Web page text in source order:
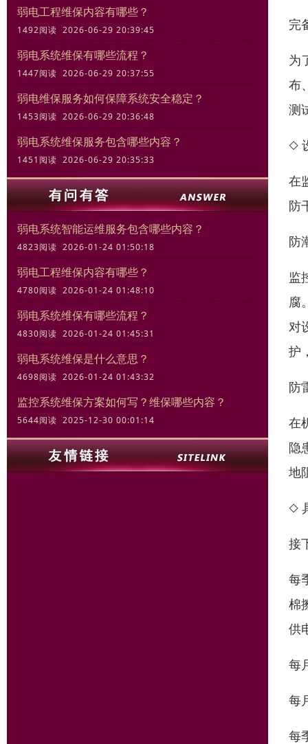
弱电工程维保内容有哪些？
1492阅读 2026-06-29 20:39:45
弱电系统维保有哪些流程？
1447阅读 2026-06-29 20:37:55
弱电维保服务如何保障系统安全稳定？
1453阅读 2026-06-29 20:36:48
弱电系统维保服务包含哪些内容？
1451阅读 2026-06-29 20:35:33
弱电系统智能运维服务包含哪些内容？
4823阅读 2026-01-24 01:50:18
弱电工程维保内容有哪些？
4780阅读 2026-01-24 01:48:10
弱电系统维保有哪些流程？
4830阅读 2026-01-24 01:45:31
弱电系统维保是什么意思？
4698阅读 2026-01-24 01:43:32
监控系统维保方案如何写？维保哪些内容？
5644阅读 2025-12-30 00:01:14
完
为
布
测
◇
在
防
防
监
腐
对
护
防
在
隐
地
◇
接
每
棉
供
每
每
每